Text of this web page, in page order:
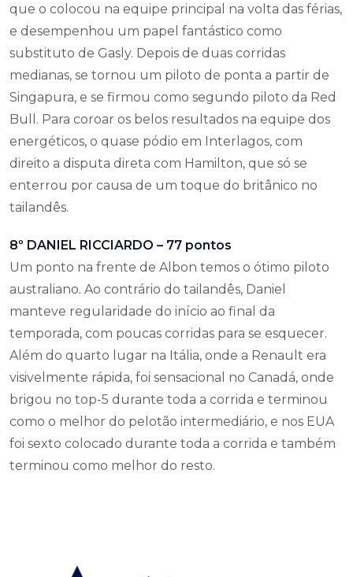
que o colocou na equipe principal na volta das férias,
e desempenhou um papel fantástico como
substituto de Gasly. Depois de duas corridas
medianas, se tornou um piloto de ponta a partir de
Singapura, e se firmou como segundo piloto da Red
Bull. Para coroar os belos resultados na equipe dos
energéticos, o quase pódio em Interlagos, com
direito a disputa direta com Hamilton, que só se
enterrou por causa de um toque do britânico no
tailandês.
8º DANIEL RICCIARDO – 77 pontos
Um ponto na frente de Albon temos o ótimo piloto
australiano. Ao contrário do tailandês, Daniel
manteve regularidade do início ao final da
temporada, com poucas corridas para se esquecer.
Além do quarto lugar na Itália, onde a Renault era
visivelmente rápida, foi sensacional no Canadá, onde
brigou no top-5 durante toda a corrida e terminou
como o melhor do pelotão intermediário, e nos EUA
foi sexto colocado durante toda a corrida e também
terminou como melhor do resto.